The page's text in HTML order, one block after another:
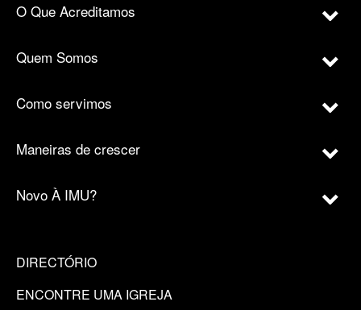
O Que Acreditamos
Quem Somos
Como servimos
Maneiras de crescer
Novo À IMU?
DIRECTÓRIO
ENCONTRE UMA IGREJA